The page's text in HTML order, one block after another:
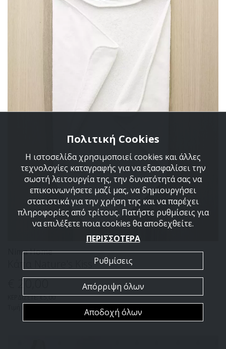
Nima Home
€ 20,00
ΚΕΡΔΙΖΕΤΕ: €5,00
Πολιτική Cookies
Η ιστοσελίδα χρησιμοποιεί cookies και άλλες
τεχνολογίες καταγραφής για να εξασφαλίσει την
σωστή λειτουργία της, την δυνατότητά σας να
επικοινωνήσετε μαζί μας, να δημιουργήσει
στατιστικά για την χρήση της και να παρέχει
πληροφορίες από τρίτους. Πατήστε ρυθμίσεις για
να επιλέξετε ποια cookies θα αποδεχθείτε.
ΠΕΡΙΣΣΟΤΕΡΑ
Ρυθμίσεις
Απόρριψη όλων
Αποδοχή όλων